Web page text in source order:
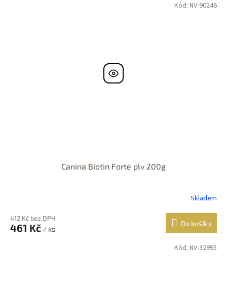
Canina Biotin Forte plv 200g
Skladem
412 Kč bez DPH
461 Kč / ks
Do košíku
Kód: NV-90246
Kód: NV-32995